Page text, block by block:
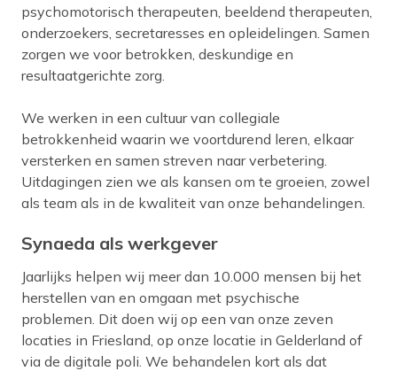
psychomotorisch therapeuten, beeldend therapeuten,
onderzoekers, secretaresses en opleidelingen. Samen
zorgen we voor betrokken, deskundige en
resultaatgerichte zorg.
We werken in een cultuur van collegiale
betrokkenheid waarin we voortdurend leren, elkaar
versterken en samen streven naar verbetering.
Uitdagingen zien we als kansen om te groeien, zowel
als team als in de kwaliteit van onze behandelingen.
Synaeda als werkgever
Jaarlijks helpen wij meer dan 10.000 mensen bij het
herstellen van en omgaan met psychische
problemen. Dit doen wij op een van onze zeven
locaties in Friesland, op onze locatie in Gelderland of
via de digitale poli. We behandelen kort als dat